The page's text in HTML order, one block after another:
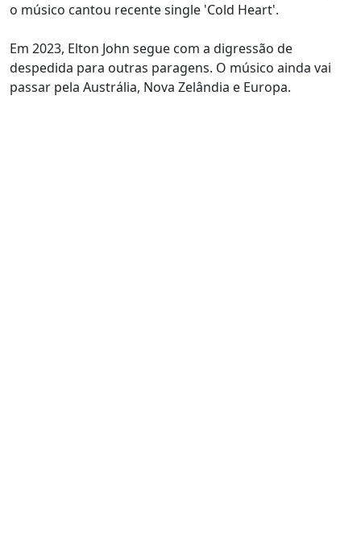
o músico cantou recente single 'Cold Heart'.
Em 2023, Elton John segue com a digressão de
despedida para outras paragens. O músico ainda vai
passar pela Austrália, Nova Zelândia e Europa.